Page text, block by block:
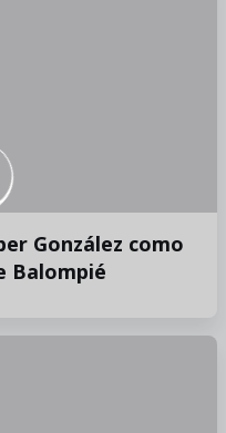
González como
Balompié